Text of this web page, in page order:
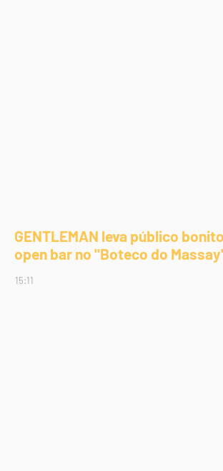
GENTLEMAN leva público
open bar no "Boteco do
15:11